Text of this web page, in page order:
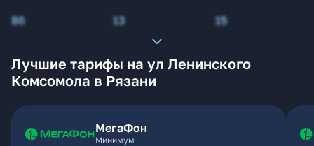
8б
13 15
Лучшие тарифы на ул Ленинского
Комсомола в Рязани
МегаФон
Минимум